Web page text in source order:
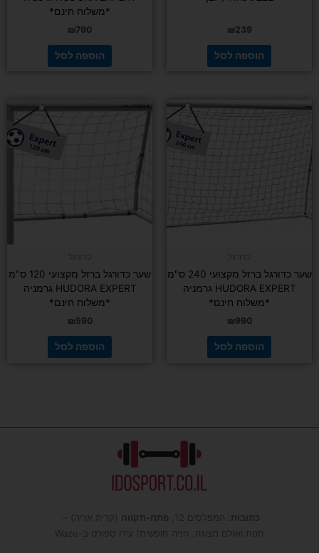
₪239
הוספה לסל
*משלוח חינם*
₪790
הוספה לסל
שער כדורגל ברזל מקצועי 240 ס"מ
HUDORA EXPERT גרמניה
*משלוח חינם*
₪990
הוספה לסל
שער כדורגל ברזל מקצועי 120 ס"מ
HUDORA EXPERT גרמניה
*משלוח חינם*
₪590
הוספה לסל
כתובות : המפלסים 12, פתח-תקווה (קרית אריה) –
חנות ואולם תצוגה, חניה חופשית! עידו ספורט ב-Waze